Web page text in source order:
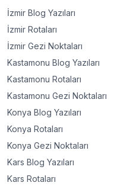
İzmir Blog Yazıları
İzmir Rotaları
İzmir Gezi Noktaları
Kastamonu Blog Yazıları
Kastamonu Rotaları
Kastamonu Gezi Noktaları
Konya Blog Yazıları
Konya Rotaları
Konya Gezi Noktaları
Kars Blog Yazıları
Kars Rotaları